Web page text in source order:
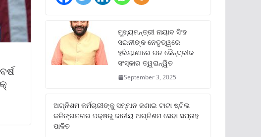
ମୁଖ୍ୟମନ୍ତ୍ରୀ ନାୟାବ ସିଂହ
ସଇନୀଙ୍କ ନେତୃତ୍ୱରେ
ହରିୟାଣାରେ ଜନ କୈନ୍ଦ୍ରୀକ
ସଂସ୍କାର ତ୍ୱରାନ୍ୱିତ
September 3, 2025
ଅଗ୍ନିଶମ କର୍ମଚାରୀଙ୍କୁ ସମ୍ମାନ ଜଣାଇ ଟାଟା ଷ୍ଟିଲ
କଳିଙ୍ଗନଗର ପକ୍ଷରୁ ଜାତୀୟ ଅଗ୍ନିଶମ ସେବା ସପ୍ତାହ
ପାଳିତ